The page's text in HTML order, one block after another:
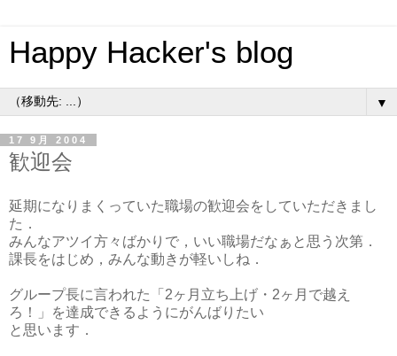
Happy Hacker's blog
▼
17 9月 2004
歓迎会
延期になりまくっていた職場の歓迎会をしていただきまし
た．
みんなアツイ方々ばかりで，いい職場だなぁと思う次第．
課長をはじめ，みんな動きが軽いしね．
グループ長に言われた「2ヶ月立ち上げ・2ヶ月で越え
ろ！」を達成できるようにがんばりたい
と思います．